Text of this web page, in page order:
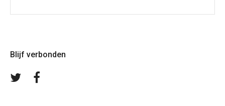
Blijf verbonden
Volg